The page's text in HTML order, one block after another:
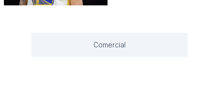
Comercial